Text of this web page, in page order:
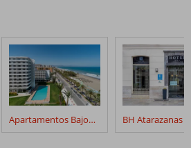
Apartamentos Bajondillo